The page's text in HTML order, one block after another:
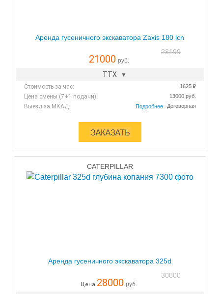
Аренда гусеничного экскаватора Zaxis 180 lcn
23100
21000 руб.
ТТХ
Стоимость за час: 1625 ₽
Цена смены (7+1 подачи): 13000 руб.
Выезд за МКАД: Договорная
CATERPILLAR
Аренда гусеничного экскаватора 325d
30800
Цена 28000 руб.